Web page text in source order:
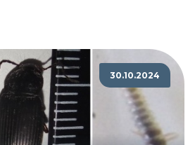
30.10.2024